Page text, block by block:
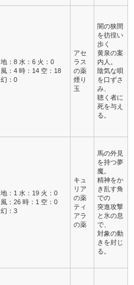
地：8 水：6 火：0
風：4 時：14 空：18
幻：0
アセ
ラス
の薬
煙り
玉
闇の狭間
を彷徨い
歩く
黄泉の案
内人。
陰気な唄
を口ずさ
み、
聴く者に
死を与え
る。
地：1 水：19 火：0
風：26 時：1 空：0
幻：3
キュ
リア
の薬
ティ
アラ
の薬
馬の外見
を持つ夢
魔。
精神をか
き乱す角
での
突進攻撃
と氷の息
で、
対象の動
きを封じ
る。